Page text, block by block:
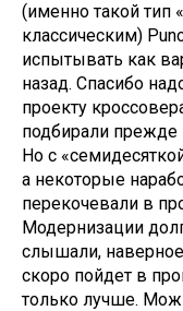
(именно такой тип
классическим)
испытывать как
назад. Спасибо
проекту
подбирали прежде
Но с
а некоторые
перекочевали в
Модернизации
слышали,
скоро пойдет в
только лучше.